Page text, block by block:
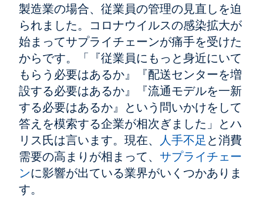
製造業の場合、従業員の管理の見直しを迫
られました。コロナウイルスの感染拡大が
始まってサプライチェーンが痛手を受けた
からです。「『従業員にもっと身近にいて
もらう必要はあるか』『配送センターを増
設する必要はあるか』『流通モデルを一新
する必要はあるか』という問いかけをして
答えを模索する企業が相次ぎました」とハ
リス氏は言います。現在、 人手不足と消費
需要の高まりが相まって、 サプライチェー
ンに影響が出ている業界がいくつかありま
す。